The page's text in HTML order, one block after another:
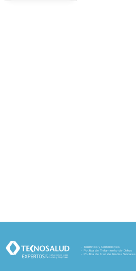
- Términos y Condiciones
- Política de Tratamiento de Datos
- Política de Uso de Redes Sociales